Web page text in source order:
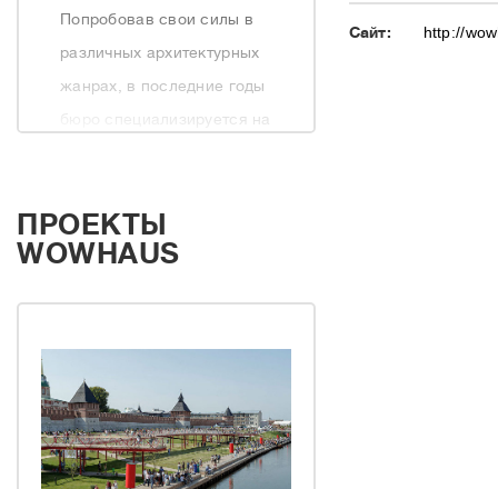
Попробовав свои силы в
различных архитектурных
жанрах, в последние годы
бюро специализируется на
пространств – от
благоустройства
градостроительных
концепций.
ПРОЕКТЫ
WOWHAUS
Сайт: http://